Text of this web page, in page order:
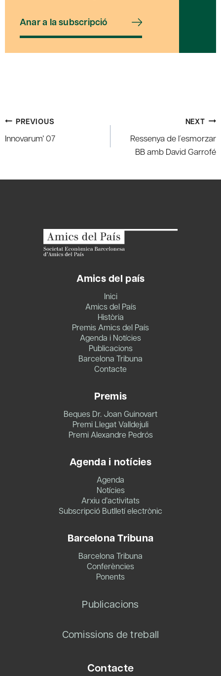
Anar a la subscripció
Post
navigation
PREVIOUS
Innovarum’ 07
NEXT
Ressenya de l´esmorzar
BB amb David Garrofé
Amics del país
Inici
Amics del País
Història
Premis Amics del País
Agenda i Notícies
Publicacions
Barcelona Tribuna
Contacte
Premis
Beques Dr. Joan Guinovart
Premi Llegat Valldejuli
Premi Alexandre Pedrós
Agenda i notícies
Agenda
Notícies
Arxiu d’activitats
Subscripció Butlletí electrònic
Barcelona Tribuna
Barcelona Tribuna
Conferències
Ponents
Publicacions
Comissions de treball
Contacte